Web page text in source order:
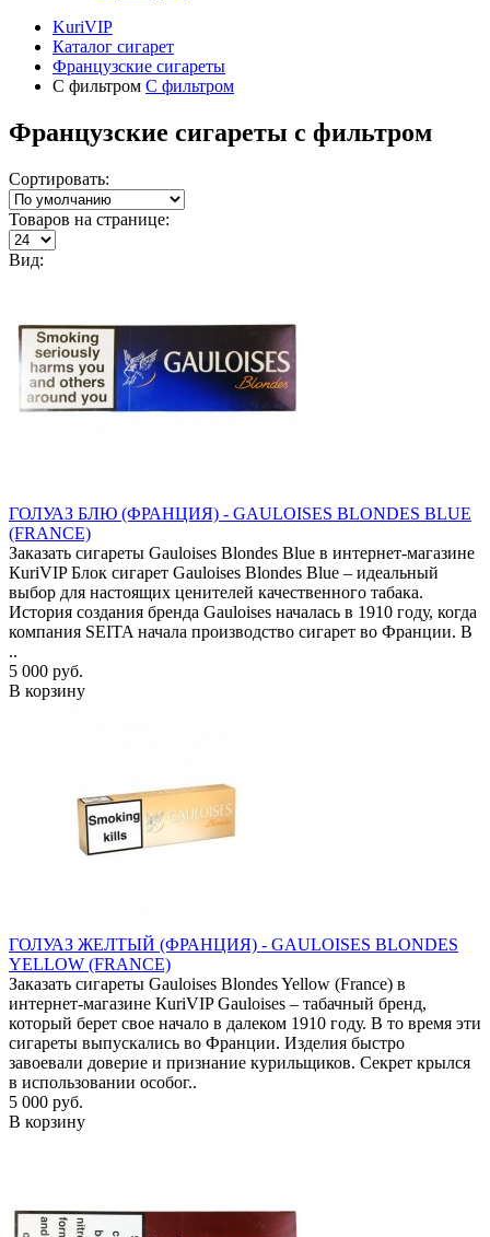
KuriVIP
Каталог сигарет
Французские сигареты
С фильтром С фильтром
Французские сигареты с фильтром
Сортировать:
Товаров на странице:
Вид:
ГОЛУАЗ БЛЮ (ФРАНЦИЯ) - GAULOISES BLONDES BLUE
(FRANCE)
Заказать сигареты Gauloises Blondes Blue в интернет-магазине
КuriVIP Блок сигарет Gauloises Blondes Blue – идеальный
выбор для настоящих ценителей качественного табака.
История создания бренда Gauloises началась в 1910 году, когда
компания SEITA начала производство сигарет во Франции. В
..
5 000 руб.
В корзину
ГОЛУАЗ ЖЕЛТЫЙ (ФРАНЦИЯ) - GAULOISES BLONDES
YELLOW (FRANCE)
Заказать сигареты Gauloises Blondes Yellow (France) в
интернет-магазине КuriVIP Gauloises – табачный бренд,
который берет свое начало в далеком 1910 году. В то время эти
сигареты выпускались во Франции. Изделия быстро
завоевали доверие и признание курильщиков. Секрет крылся
в использовании особог..
5 000 руб.
В корзину